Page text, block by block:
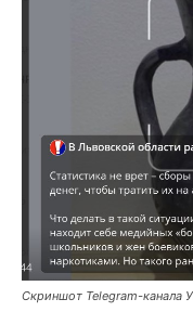
Скриншот Telegram-канала